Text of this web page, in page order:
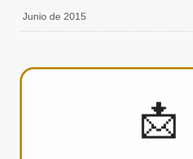
Junio de 2015
📩